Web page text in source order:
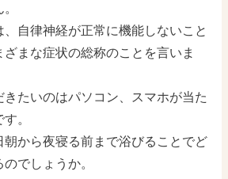
、自律神経が正常に機能しないこと
まな症状の総称のことを言いま
たいのはパソコン、スマホが当た
。
朝から夜寝る前まで浴びることでど
でしょうか。